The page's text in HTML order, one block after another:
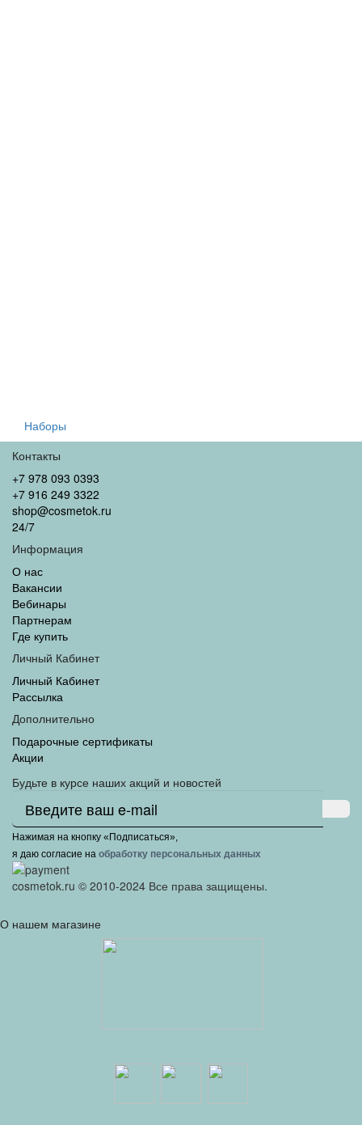
Наборы
Контакты
+7 978 093 0393
+7 916 249 3322
shop@cosmetok.ru
24/7
Информация
О нас
Вакансии
Вебинары
Партнерам
Где купить
Личный Кабинет
Личный Кабинет
Рассылка
Дополнительно
Подарочные сертификаты
Акции
Будьте в курсе наших акций и новостей
Нажимая на кнопку «Подписаться»,
я даю cогласие на обработку персональных данных
cosmetok.ru © 2010-2024 Все права защищены.
О нашем магазине